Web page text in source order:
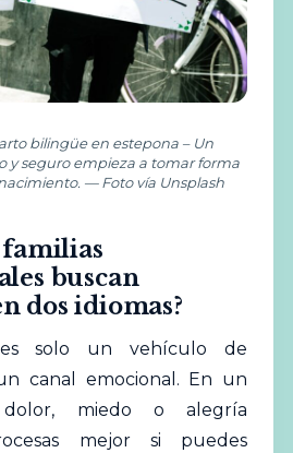
bilingüe en estepona – Un
y seguro empieza a tomar forma
— Foto vía Unsplash
familias
buscan
dos idiomas?
solo un vehículo de
canal emocional. En un
miedo o alegría
mejor si puedes